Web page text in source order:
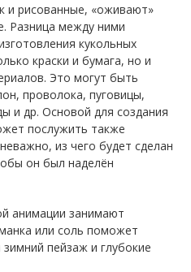
и рисованные, «оживают»
Разница между ними
кукольных
краски и бумага, но и
Это могут быть
проволока, пуговицы,
и др. Основой для создания
послужить также
из чего будет сделан
он был наделён
анимации занимают
или соль поможет
пейзаж и глубокие